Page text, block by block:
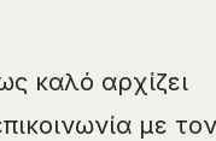
καλό αρχίζει
με τον